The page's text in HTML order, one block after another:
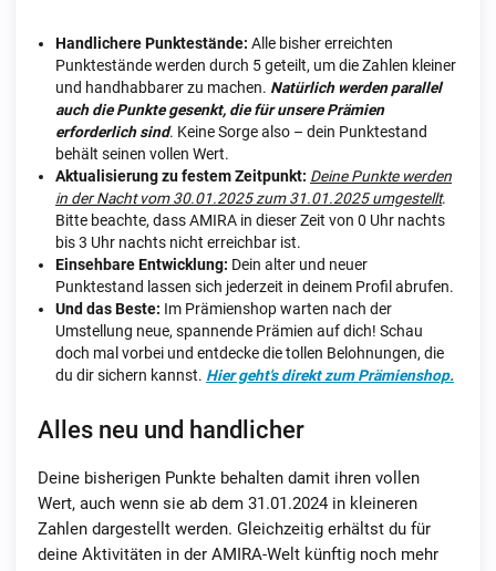
Handlichere Punktestände: Alle bisher erreichten
Punktestände werden durch 5 geteilt, um die Zahlen kleiner
und handhabbarer zu machen. Natürlich werden parallel
auch die Punkte gesenkt, die für unsere Prämien
erforderlich sind. Keine Sorge also – dein Punktestand
behält seinen vollen Wert.
Aktualisierung zu festem Zeitpunkt: Deine Punkte werden
in der Nacht vom 30.01.2025 zum 31.01.2025 umgestellt.
Bitte beachte, dass AMIRA in dieser Zeit von 0 Uhr nachts
bis 3 Uhr nachts nicht erreichbar ist.
Einsehbare Entwicklung: Dein alter und neuer
Punktestand lassen sich jederzeit in deinem Profil abrufen.
Und das Beste: Im Prämienshop warten nach der
Umstellung neue, spannende Prämien auf dich! Schau
doch mal vorbei und entdecke die tollen Belohnungen, die
du dir sichern kannst. Hier geht's direkt zum Prämienshop.
Alles neu und handlicher
Deine bisherigen Punkte behalten damit ihren vollen
Wert, auch wenn sie ab dem 31.01.2024 in kleineren
Zahlen dargestellt werden. Gleichzeitig erhältst du für
deine Aktivitäten in der AMIRA-Welt künftig noch mehr